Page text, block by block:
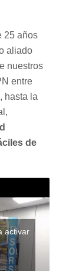
25 años
aliado
nuestros
entre
hasta la
de
activar